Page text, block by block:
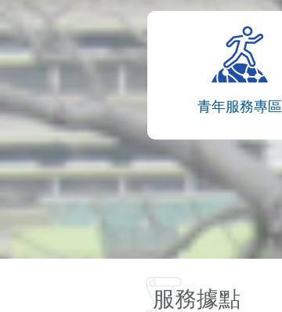
青年服務專區
服務據點